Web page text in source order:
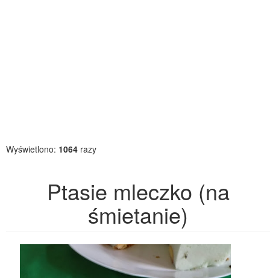
Wyświetlono: 1064 razy
Ptasie mleczko (na
śmietanie)